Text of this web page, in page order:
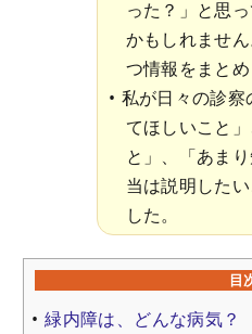
った？」と思
かもしれませ
つ情報をまとめ
私が日々の診
てほしいこと
と」、「あま
当は説明した
した。
目
緑内障は、どんな病気？